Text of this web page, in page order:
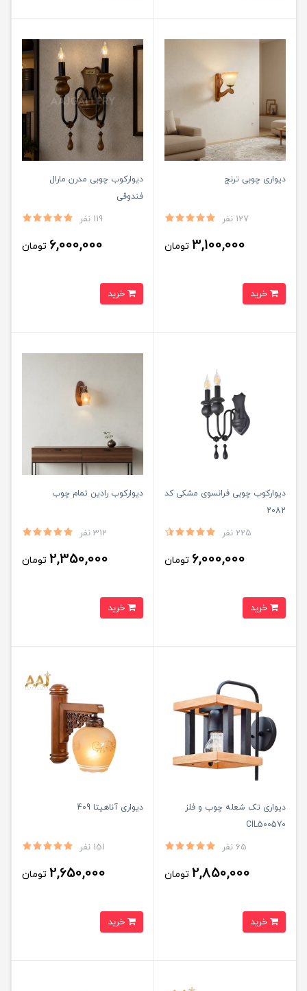
دیواری چوبی ترنج
127 نفر
3,100,000 تومان
دیوارکوب چوبی مدرن مارال
فندوقی
119 نفر
6,000,000 تومان
دیوارکوب چوبی فرانسوی مشکی کد
2082
225 نفر
6,000,000 تومان
دیوارکوب رادین تمام چوب
312 نفر
2,350,000 تومان
دیواری تک شعله چوب و فلز
CIL500570
65 نفر
2,850,000 تومان
دیواری آناهیتا 409
151 نفر
2,650,000 تومان